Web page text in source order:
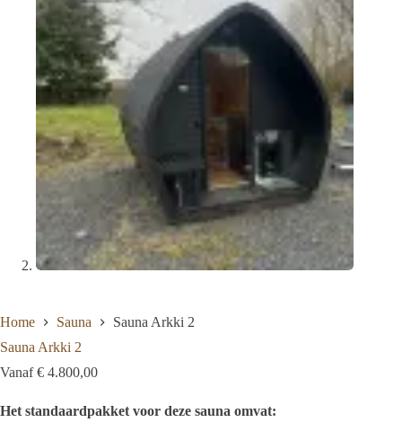
Home Sauna
Sauna Arkki 2
Sauna Arkki 2
Vanaf € 4.800,00
Het standaardpakket voor deze sauna omvat: